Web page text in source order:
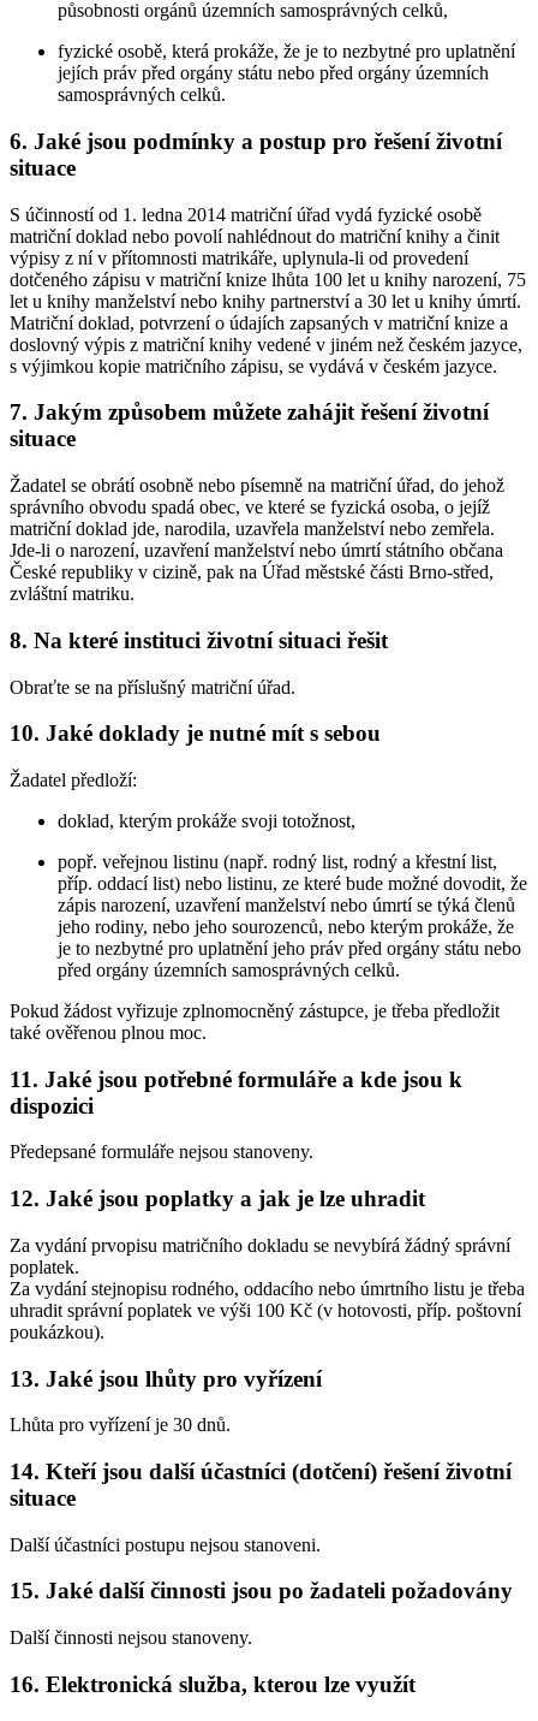
působnosti orgánů územních samosprávných celků,
fyzické osobě, která prokáže, že je to nezbytné pro uplatnění
jejích práv před orgány státu nebo před orgány územních
samosprávných celků.
6. Jaké jsou podmínky a postup pro řešení životní
situace
S účinností od 1. ledna 2014 matriční úřad vydá fyzické osobě
matriční doklad nebo povolí nahlédnout do matriční knihy a činit
výpisy z ní v přítomnosti matrikáře, uplynula-li od provedení
dotčeného zápisu v matriční knize lhůta 100 let u knihy narození, 75
let u knihy manželství nebo knihy partnerství a 30 let u knihy úmrtí.
Matriční doklad, potvrzení o údajích zapsaných v matriční knize a
doslovný výpis z matriční knihy vedené v jiném než českém jazyce,
s výjimkou kopie matričního zápisu, se vydává v českém jazyce.
7. Jakým způsobem můžete zahájit řešení životní
situace
Žadatel se obrátí osobně nebo písemně na matriční úřad, do jehož
správního obvodu spadá obec, ve které se fyzická osoba, o jejíž
matriční doklad jde, narodila, uzavřela manželství nebo zemřela.
Jde-li o narození, uzavření manželství nebo úmrtí státního občana
České republiky v cizině, pak na Úřad městské části Brno-střed,
zvláštní matriku.
8. Na které instituci životní situaci řešit
Obraťte se na příslušný matriční úřad.
10. Jaké doklady je nutné mít s sebou
Žadatel předloží:
doklad, kterým prokáže svoji totožnost,
popř. veřejnou listinu (např. rodný list, rodný a křestní list,
příp. oddací list) nebo listinu, ze které bude možné dovodit, že
zápis narození, uzavření manželství nebo úmrtí se týká členů
jeho rodiny, nebo jeho sourozenců, nebo kterým prokáže, že
je to nezbytné pro uplatnění jeho práv před orgány státu nebo
před orgány územních samosprávných celků.
Pokud žádost vyřizuje zplnomocněný zástupce, je třeba předložit
také ověřenou plnou moc.
11. Jaké jsou potřebné formuláře a kde jsou k
dispozici
Předepsané formuláře nejsou stanoveny.
12. Jaké jsou poplatky a jak je lze uhradit
Za vydání prvopisu matričního dokladu se nevybírá žádný správní
poplatek.
Za vydání stejnopisu rodného, oddacího nebo úmrtního listu je třeba
uhradit správní poplatek ve výši 100 Kč (v hotovosti, příp. poštovní
poukázkou).
13. Jaké jsou lhůty pro vyřízení
Lhůta pro vyřízení je 30 dnů.
14. Kteří jsou další účastníci (dotčení) řešení životní
situace
Další účastníci postupu nejsou stanoveni.
15. Jaké další činnosti jsou po žadateli požadovány
Další činnosti nejsou stanoveny.
16. Elektronická služba, kterou lze využít